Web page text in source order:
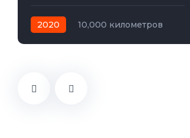
2020
10,000 километров